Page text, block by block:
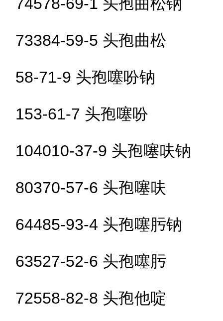
73384-59-5 头孢曲松
58-71-9 头孢噻吩钠
153-61-7 头孢噻吩
104010-37-9 头孢噻呋钠
80370-57-6 头孢噻呋
64485-93-4 头孢噻肟钠
63527-52-6 头孢噻肟
72558-82-8 头孢他啶